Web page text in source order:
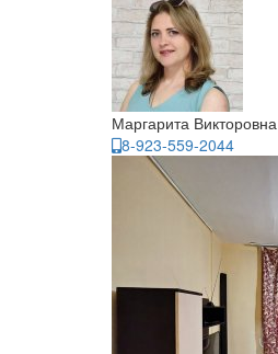
Маргарита Викторовна
8-923-559-2044